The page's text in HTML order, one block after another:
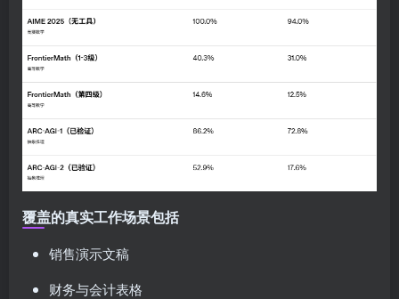
覆盖的真实工作场景包括
销售演示文稿
财务与会计表格